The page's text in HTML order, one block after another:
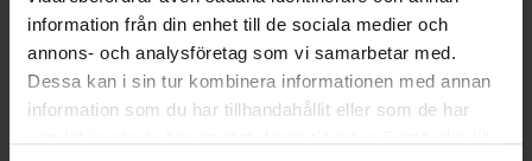
information från din enhet till de sociala medier och
annons- och analysföretag som vi samarbetar med.
Dessa kan i sin tur kombinera informationen med annan
information som du har tillhandahållit eller som de har
04048846022752